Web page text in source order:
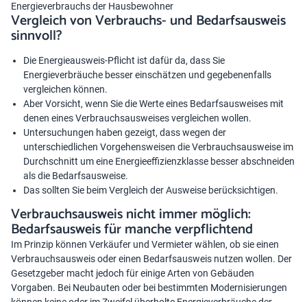
Energieverbrauchs der Hausbewohner
Vergleich von Verbrauchs- und Bedarfsausweis
sinnvoll?
Die Energieausweis-Pflicht ist dafür da, dass Sie
Energieverbräuche besser einschätzen und gegebenenfalls
vergleichen können.
Aber Vorsicht, wenn Sie die Werte eines Bedarfsausweises mit
denen eines Verbrauchsausweises vergleichen wollen.
Untersuchungen haben gezeigt, dass wegen der
unterschiedlichen Vorgehensweisen die Verbrauchsausweise im
Durchschnitt um eine Energieeffizienzklasse besser abschneiden
als die Bedarfsausweise.
Das sollten Sie beim Vergleich der Ausweise berücksichtigen.
Verbrauchsausweis nicht immer möglich:
Bedarfsausweis für manche verpflichtend
Im Prinzip können Verkäufer und Vermieter wählen, ob sie einen
Verbrauchsausweis oder einen Bedarfsausweis nutzen wollen. Der
Gesetzgeber macht jedoch für einige Arten von Gebäuden
Vorgaben. Bei Neubauten oder bei bestimmten Modernisierungen